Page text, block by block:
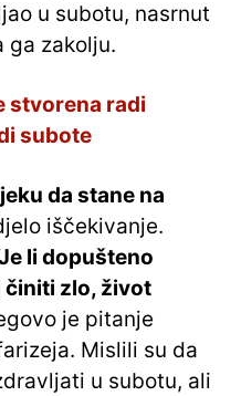
u subotu, nasrnut
ga zakolju.
stvorena radi
subote
da stane na
iščekivanje.
li dopušteno
zlo, život
je pitanje
Mislili su da
u subotu, ali